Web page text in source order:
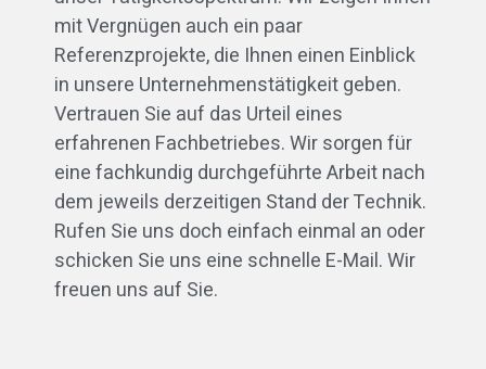
mit Vergnügen auch ein paar
Referenzprojekte, die Ihnen einen Einblick
in unsere Unternehmenstätigkeit geben.
Vertrauen Sie auf das Urteil eines
erfahrenen Fachbetriebes. Wir sorgen für
eine fachkundig durchgeführte Arbeit nach
dem jeweils derzeitigen Stand der Technik.
Rufen Sie uns doch einfach einmal an oder
schicken Sie uns eine schnelle E-Mail. Wir
freuen uns auf Sie.